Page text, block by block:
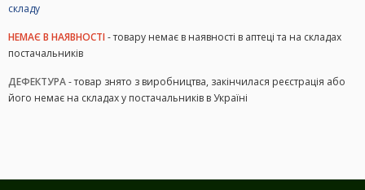
складу
НЕМАЄ В НАЯВНОСТІ- товару немає в наявності в аптеці та на складах
постачальників
ДЕФЕКТУРА- товар знято з виробництва, закінчилася реєстрація або
його немає на складах у постачальників в Україні